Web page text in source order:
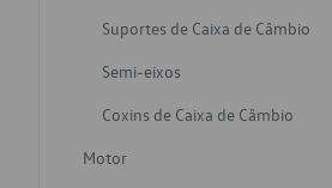
Suportes de Caixa de Câmbio
Semi-eixos
Coxins de Caixa de Câmbio
Motor